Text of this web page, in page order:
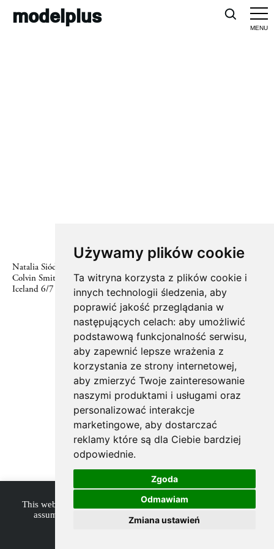
Używamy plików cookie
Ta witryna korzysta z plików cookie i
innych technologii śledzenia, aby
poprawić jakość przeglądania w
następujących celach: aby umożliwić
podstawową funkcjonalność serwisu,
aby zapewnić lepsze wrażenia z
korzystania ze strony internetowej,
aby zmierzyć Twoje zainteresowanie
naszymi produktami i usługami oraz
personalizować interakcje
marketingowe, aby dostarczać
reklamy które są dla Ciebie bardziej
odpowiednie.
Zgoda
Odmawiam
Zmiana ustawień
modelplus
Natalia Siódmiak by Arved
Colvin Smith for GLAMOUR
Iceland 6/7 2018
© 2026 modelplus, site byaesptk
This website uses cookies to improve your experience. We'll
assume you're ok with this, but you can opt-out if you
Accept